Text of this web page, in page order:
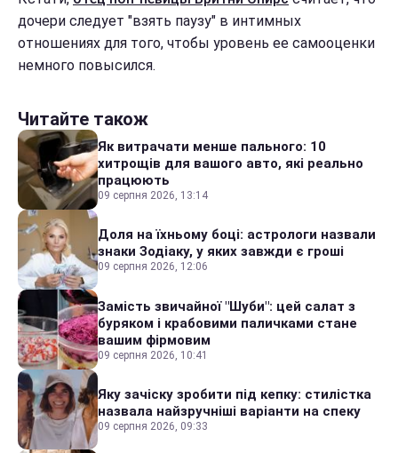
дочери следует "взять паузу" в интимных
отношениях для того, чтобы уровень ее самооценки
немного повысился.
Читайте також
Як витрачати менше пального: 10
хитрощів для вашого авто, які реально
працюють
09 серпня 2026, 13:14
Доля на їхньому боці: астрологи назвали
знаки Зодіаку, у яких завжди є гроші
09 серпня 2026, 12:06
Замість звичайної "Шуби": цей салат з
буряком і крабовими паличками стане
вашим фірмовим
09 серпня 2026, 10:41
Яку зачіску зробити під кепку: стилістка
назвала найзручніші варіанти на спеку
09 серпня 2026, 09:33